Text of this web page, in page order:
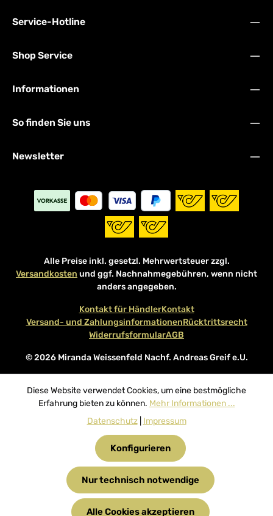
Service-Hotline
Shop Service
Informationen
So finden Sie uns
Newsletter
Alle Preise inkl. gesetzl. Mehrwertsteuer zzgl.
Versandkosten und ggf. Nachnahmegebühren, wenn nicht
anders angegeben.
© 2026 Miranda Weissenfeld Nachf. Andreas Greif e.U.
Kontakt für HändlerKontakt
Versand- und ZahlungsinformationenRücktrittsrecht
WiderrufsformularAGB
Diese Website verwendet Cookies, um eine bestmögliche
Erfahrung bieten zu können. Mehr Informationen ...
Datenschutz| Impressum
Nur technisch notwendige
Konfigurieren
Alle Cookies akzeptieren